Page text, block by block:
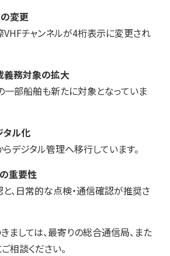
変更
VHFチャンネルが4桁表示に変更され
義務対象の拡大
部船舶も新たに対象となっていま
ル化
デジタル管理へ移行しています。
重要性
、日常的な点検・通信確認が推奨さ
ましては、最寄りの総合通信局、また
相談ください。